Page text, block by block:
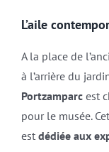
L’aile
A la place de
à l’arrière du
Portzamparcest
pour le musée.
est dédiée aux